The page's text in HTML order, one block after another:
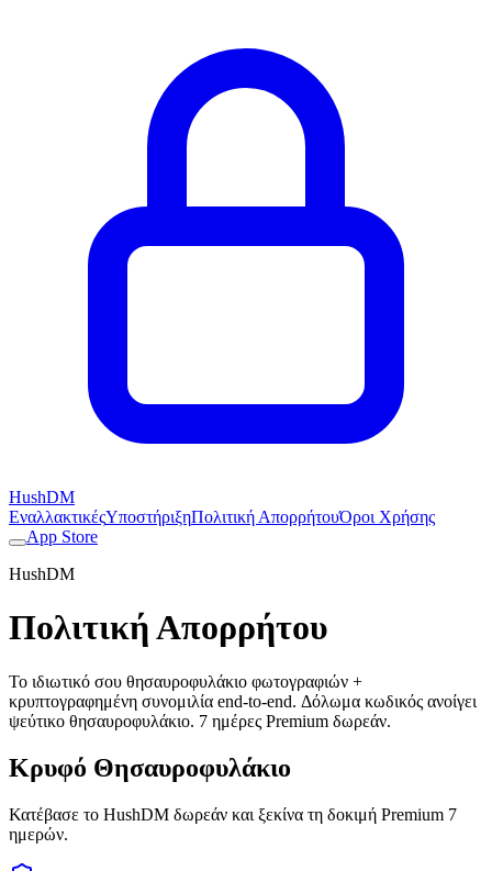
HushDM
ΕναλλακτικέςΥποστήριξηΠολιτική ΑπορρήτουΌροι Χρήσης
App Store
HushDM
Πολιτική Απορρήτου
Το ιδιωτικό σου θησαυροφυλάκιο φωτογραφιών +
κρυπτογραφημένη συνομιλία end-to-end. Δόλωμα κωδικός ανοίγει
ψεύτικο θησαυροφυλάκιο. 7 ημέρες Premium δωρεάν.
Κρυφό Θησαυροφυλάκιο
Κατέβασε το HushDM δωρεάν και ξεκίνα τη δοκιμή Premium 7
ημερών.